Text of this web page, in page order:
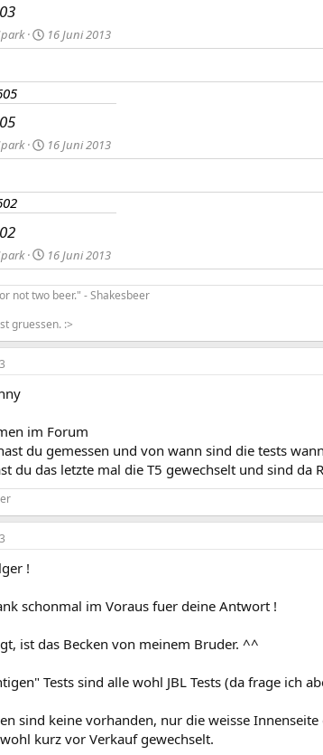
16 Juni 2013
16 Juni 2013
16 Juni 2013
not two beer." - Shakesbeer
gruessen. :>
im Forum
du gemessen und von wann sind die tests
du das letzte mal die T5 gewechselt und sind da
!
schonmal im Voraus fuer deine Antwort !
ist das Becken von meinem Bruder. ^^
Tests sind alle wohl JBL Tests (da frage ich
sind keine vorhanden, nur die weisse
kurz vor Verkauf gewechselt.